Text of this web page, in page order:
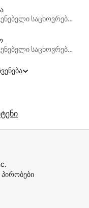
დასასვენებელი საცხოვრებლები
დასასვენებელი საცხოვრებლები
პირობები